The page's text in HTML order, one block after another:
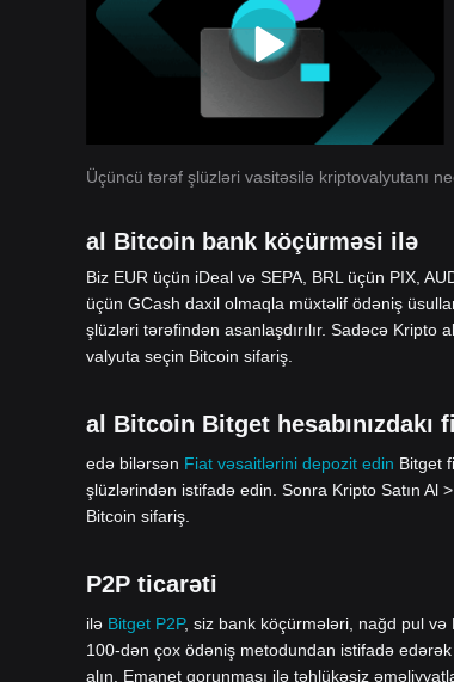
Üçüncü tərəf şlüzləri vasitəsilə kriptovalyutanı
al Bitcoin bank köçürməsi ilə
Biz EUR üçün iDeal və SEPA, BRL üçün PIX,
üçün GCash daxil olmaqla müxtəlif ödəniş
şlüzləri tərəfindən asanlaşdırılır. Sadəcə Kripto
valyuta seçin Bitcoin sifariş.
al Bitcoin Bitget hesabınızdakı
edə bilərsən Fiat vəsaitlərini depozit edin Bitget
şlüzlərindən istifadə edin. Sonra Kripto Satın Al
Bitcoin sifariş.
P2P ticarəti
ilə Bitget P2P, siz bank köçürmələri, nağd pul və
100-dən çox ödəniş metodundan istifadə
alın. Emanet qorunması ilə təhlükəsiz